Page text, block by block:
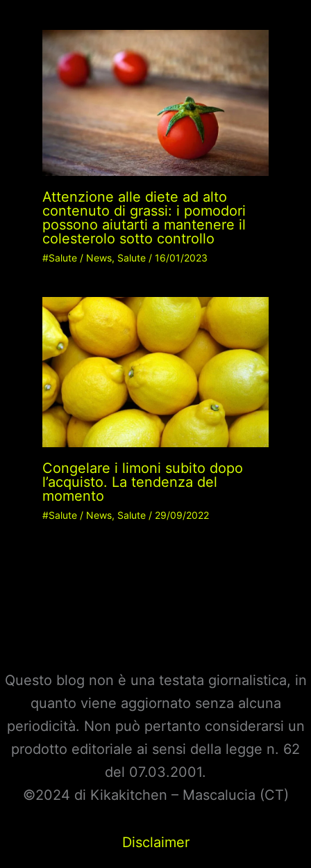
Attenzione alle diete ad alto
contenuto di grassi: i pomodori
possono aiutarti a mantenere il
colesterolo sotto controllo
#Salute/ News, Salute/ 16/01/2023
Congelare i limoni subito dopo
l’acquisto. La tendenza del
momento
#Salute/ News, Salute/ 29/09/2022
Questo blog non è una testata giornalistica, in
quanto viene aggiornato senza alcuna
periodicità. Non può pertanto considerarsi un
prodotto editoriale ai sensi della legge n. 62
del 07.03.2001.
©2024 di Kikakitchen – Mascalucia (CT)
Disclaimer